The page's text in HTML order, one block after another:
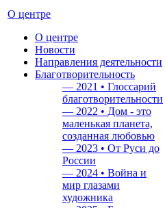
О центре
О центре
Новости
Направления деятельности
Благотворительность
— 2021 • Глоссарий
благотворительности
— 2022 • Дом - это
маленькая планета,
созданная любовью
— 2023 • От Руси до
России
— 2024 • Война и
мир глазами
художника